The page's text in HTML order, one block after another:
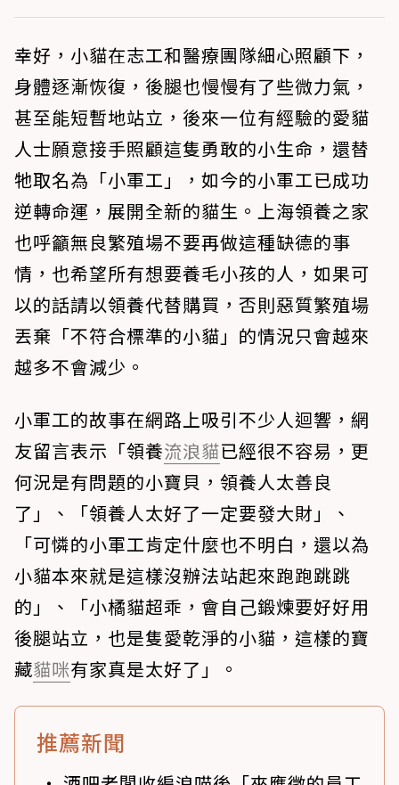
幸好，小貓在志工和醫療團隊細心照顧下，
身體逐漸恢復，後腿也慢慢有了些微力氣，
甚至能短暫地站立，後來一位有經驗的愛貓
人士願意接手照顧這隻勇敢的小生命，還替
牠取名為「小軍工」，如今的小軍工已成功
逆轉命運，展開全新的貓生。上海領養之家
也呼籲無良繁殖場不要再做這種缺德的事
情，也希望所有想要養毛小孩的人，如果可
以的話請以領養代替購買，否則惡質繁殖場
丟棄「不符合標準的小貓」的情況只會越來
越多不會減少。
小軍工的故事在網路上吸引不少人迴響，網
友留言表示「領養流浪貓已經很不容易，更
何況是有問題的小寶貝，領養人太善良
了」、「領養人太好了一定要發大財」、
「可憐的小軍工肯定什麼也不明白，還以為
小貓本來就是這樣沒辦法站起來跑跑跳跳
的」、「小橘貓超乖，會自己鍛煉要好好用
後腿站立，也是隻愛乾淨的小貓，這樣的寶
藏貓咪有家真是太好了」。
推薦新聞